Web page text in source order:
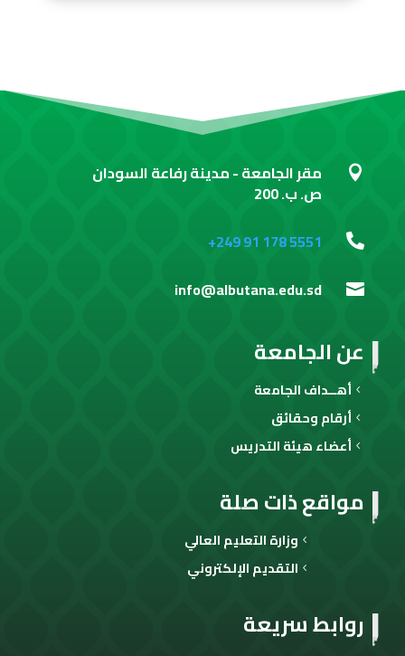
روابط سريعة
مواقع ذات صلة
وزارة التعليم العالي
التقديم الإلكتروني
عن الجامعة
أهــداف الجامعة
أرقام وحقائق
أعضاء هيئة التدريس
 مقر الجامعة - مدينة رفاعة السودان
ص. ب. 200

+249 91 178 5551

info@albutana.edu.sd